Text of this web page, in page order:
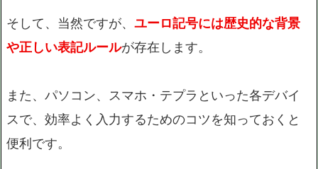
そして、当然ですが、 ユーロ記号には歴史的な背景
や正しい表記ルールが存在します。
また、パソコン、スマホ・テプラといった各デバイ
スで、効率よく入力するためのコツを知っておくと
便利です。